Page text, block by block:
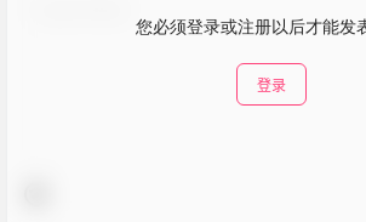
您必须登录或注册以后才能发
登录